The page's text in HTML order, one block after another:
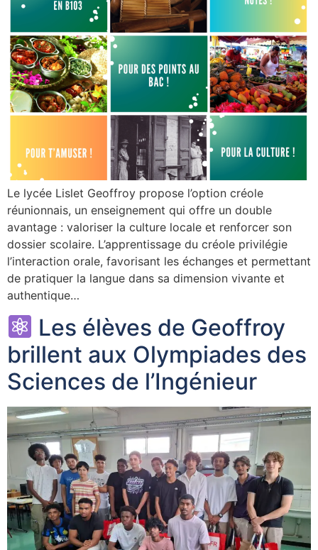
Le lycée Lislet Geoffroy propose l’option créole
réunionnais, un enseignement qui offre un double
avantage : valoriser la culture locale et renforcer son
dossier scolaire. L’apprentissage du créole privilégie
l’interaction orale, favorisant les échanges et permettant
de pratiquer la langue dans sa dimension vivante et
authentique…
Les élèves de Geoffroy
brillent aux Olympiades des
Sciences de l’Ingénieur